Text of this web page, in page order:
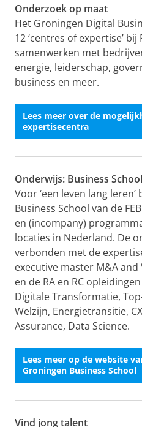
Onderzoek op maat
Het Groningen Digital
12 ‘centres of expertise’ bij
samenwerken met
energie, leiderschap,
business en meer.
Lees meer over de
expertisecentra
Onderwijs: Business School
Voor ‘een leven lang
Business School van de
en (incompany)
locaties in Nederland. De
verbonden met de
executive master M&A
en de RA en RC
Digitale Transformatie,
Welzijn, Energietransitie,
Assurance, Data Science.
Lees meer op de website
Groningen Business School
Vind jong talent